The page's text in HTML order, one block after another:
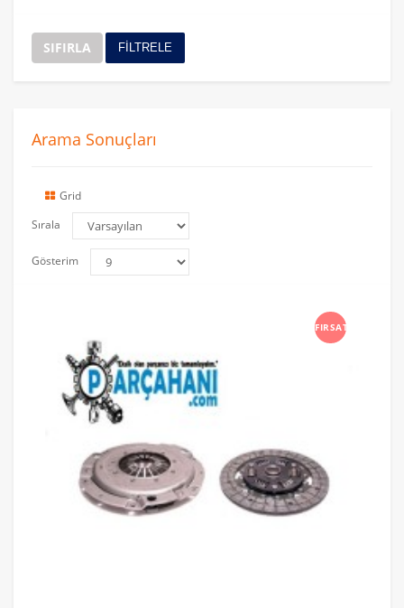
SIFIRLA FİLTRELE
Arama Sonuçları
Grid
Sırala
Gösterim
FIRSAT